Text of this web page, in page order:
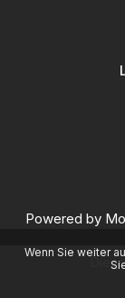
Wenn Sie weiter
Powered by